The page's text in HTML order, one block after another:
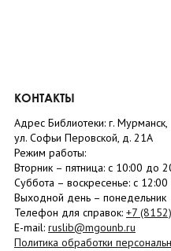
КОНТАКТЫ
Адрес Библиотеки: г. Мурманск,
ул. Софьи Перовской, д. 21А
Режим работы:
Вторник – пятница: с 10:00 до
Суббота – воскресенье: c
Выходной день – понедельник
Телефон для справок: +7 (8152)
E-mail: ruslib@mgounb.ru
Политика обработки